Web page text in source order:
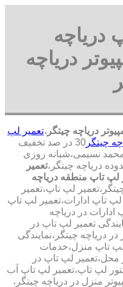
دریاچه
دریاچه
دریاچه چیتگر ،تعمیر لپ
چیتگر
30 در صد تخفیف
آقای محمد نسیمی،شبانه روزی
دریاچه چیتگر،تعمیر
لپ تاپ منطقه دریاچه
لپ تاپ،تعمیر
تاپ ادارات،تعمیر لپ تاپ
در دریاچه
تعمیر لپ تاپ در
در دریاچه چیتگر،نمایندگی
لپ تاپ منزل،خدمات
محل،تعمیر لپ تاپ در
لپ تاپ،تعمیر لپ تاپ آب
منزل در دریاچه چیتگر،